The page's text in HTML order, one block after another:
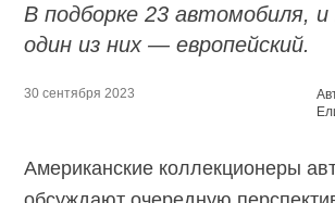
В подборке 23 автомобиля,
один из них — европейский.
30 сентября 2023
Американские коллекционеры